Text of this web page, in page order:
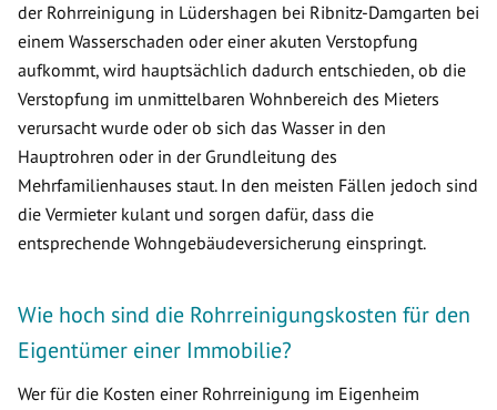
der Rohrreinigung in Lüdershagen bei Ribnitz-Damgarten bei
einem Wasserschaden oder einer akuten Verstopfung
aufkommt, wird hauptsächlich dadurch entschieden, ob die
Verstopfung im unmittelbaren Wohnbereich des Mieters
verursacht wurde oder ob sich das Wasser in den
Hauptrohren oder in der Grundleitung des
Mehrfamilienhauses staut. In den meisten Fällen jedoch sind
die Vermieter kulant und sorgen dafür, dass die
entsprechende Wohngebäudeversicherung einspringt.
Wie hoch sind die Rohrreinigungskosten für den
Eigentümer einer Immobilie?
Wer für die Kosten einer Rohrreinigung im Eigenheim